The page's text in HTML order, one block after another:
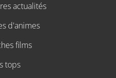
actualités
d'animes
films
tops